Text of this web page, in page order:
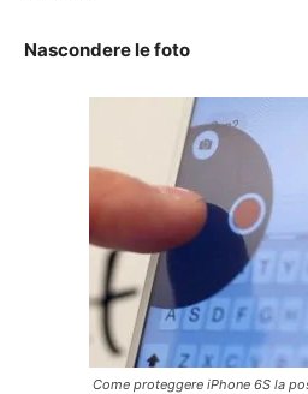
Nascondere le foto
Come proteggere iPhone 6S la